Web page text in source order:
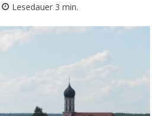
Lesedauer 3 min.